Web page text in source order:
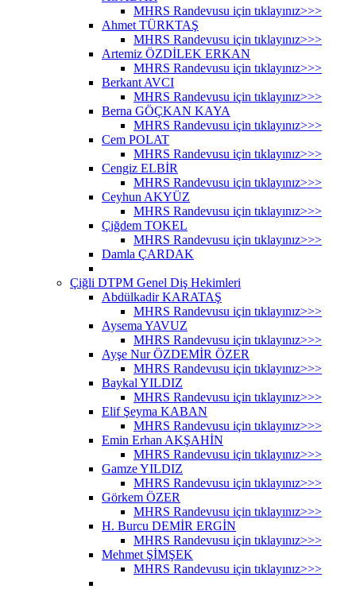
MHRS Randevusu için tıklayınız>>>
Ahmet TÜRKTAŞ
MHRS Randevusu için tıklayınız>>>
Artemiz ÖZDİLEK ERKAN
MHRS Randevusu için tıklayınız>>>
Berkant AVCI
MHRS Randevusu için tıklayınız>>>
Berna GÖÇKAN KAYA
MHRS Randevusu için tıklayınız>>>
Cem POLAT
MHRS Randevusu için tıklayınız>>>
Cengiz ELBİR
MHRS Randevusu için tıklayınız>>>
Ceyhun AKYÜZ
MHRS Randevusu için tıklayınız>>>
Çiğdem TOKEL
MHRS Randevusu için tıklayınız>>>
Damla ÇARDAK
Çiğli DTPM Genel Diş Hekimleri
Abdülkadir KARATAŞ
MHRS Randevusu için tıklayınız>>>
Aysema YAVUZ
MHRS Randevusu için tıklayınız>>>
Ayşe Nur ÖZDEMİR ÖZER
MHRS Randevusu için tıklayınız>>>
Baykal YILDIZ
MHRS Randevusu için tıklayınız>>>
Elif Şeyma KABAN
MHRS Randevusu için tıklayınız>>>
Emin Erhan AKŞAHİN
MHRS Randevusu için tıklayınız>>>
Gamze YILDIZ
MHRS Randevusu için tıklayınız>>>
Görkem ÖZER
MHRS Randevusu için tıklayınız>>>
H. Burcu DEMİR ERGİN
MHRS Randevusu için tıklayınız>>>
Mehmet ŞİMŞEK
MHRS Randevusu için tıklayınız>>>